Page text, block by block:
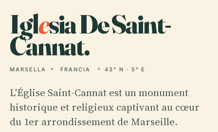
Iglesia De Saint-
Cannat.
MARSELLA FRANCIA 43° N · 5° E
L'Église Saint-Cannat est un monument
historique et religieux captivant au cœur
du 1er arrondissement de Marseille.